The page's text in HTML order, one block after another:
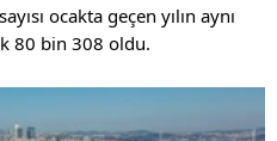
ocakta geçen yılın aynı
80 bin 308 oldu.